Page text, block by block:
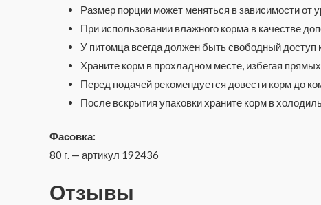
Размер порции может меняться в зависимости от
При использовании влажного корма в качестве
У питомца всегда должен быть свободный доступ
Храните корм в прохладном месте, избегая
Перед подачей рекомендуется довести корм до
После вскрытия упаковки храните корм в
Фасовка:
80 г. — артикул 192436
Отзывы